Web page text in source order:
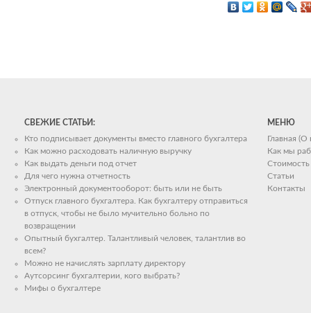
СВЕЖИЕ СТАТЬИ:
Кто подписывает документы вместо главного бухгалтера
Как можно расходовать наличную выручку
Как выдать деньги под отчет
Для чего нужна отчетность
Электронный документооборот: быть или не быть
Отпуск главного бухгалтера. Как бухгалтеру отправиться
в отпуск, чтобы не было мучительно больно по
возвращении
Опытный бухгалтер. Талантливый человек, талантлив во
всем?
Можно не начислять зарплату директору
Аутсорсинг бухгалтерии, кого выбрать?
Мифы о бухгалтере
МЕНЮ
Главная (О
Как мы
Стоимость
Статьи
Контакты